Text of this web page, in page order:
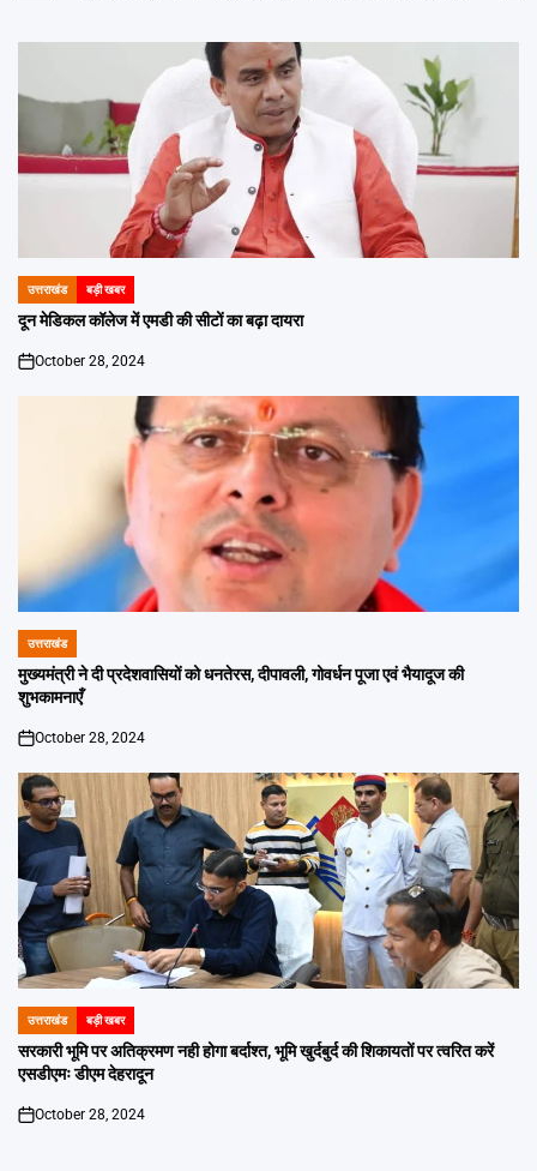
POSTED
IN
उत्तराखंड बड़ी खबर
दून मेडिकल कॉलेज में एमडी की सीटों का बढ़ा दायरा
on
October 28, 2024
POSTED
IN
उत्तराखंड
मुख्यमंत्री ने दी प्रदेशवासियों को धनतेरस, दीपावली, गोवर्धन पूजा एवं भैयादूज की
शुभकामनाएँ
on
October 28, 2024
POSTED
IN
उत्तराखंड बड़ी खबर
सरकारी भूमि पर अतिक्रमण नही होगा बर्दाश्त, भूमि खुर्दबुर्द की शिकायतों पर त्वरित करें
एसडीएमः डीएम देहरादून
on
October 28, 2024